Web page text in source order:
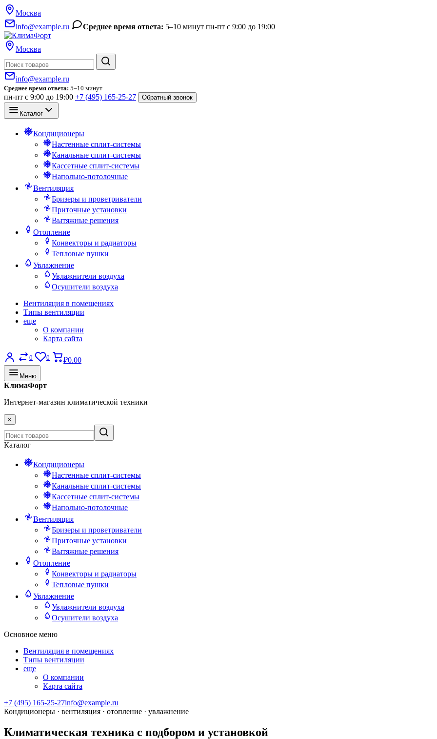
Москва
info@example.ru
Среднее время ответа: 5–10 минут пн-пт с 9:00 до 19:00
Москва
info@example.ru
Среднее время ответа: 5–10 минут
пн-пт с 9:00 до 19:00 +7 (495) 165-25-27 Обратный звонок
Каталог
Кондиционеры
Настенные сплит-системы
Канальные сплит-системы
Кассетные сплит-системы
Напольно-потолочные
Вентиляция
Бризеры и проветриватели
Приточные установки
Вытяжные решения
Отопление
Конвекторы и радиаторы
Тепловые пушки
Увлажнение
Увлажнители воздуха
Осушители воздуха
Вентиляция в помещениях
Типы вентиляции
еще
О компании
Карта сайта
0 0 ₽0.00
Меню
КлимаФорт
Интернет-магазин климатической техники
×
Каталог
Кондиционеры
Настенные сплит-системы
Канальные сплит-системы
Кассетные сплит-системы
Напольно-потолочные
Вентиляция
Бризеры и проветриватели
Приточные установки
Вытяжные решения
Отопление
Конвекторы и радиаторы
Тепловые пушки
Увлажнение
Увлажнители воздуха
Осушители воздуха
Основное меню
Вентиляция в помещениях
Типы вентиляции
еще
О компании
Карта сайта
+7 (495) 165-25-27info@example.ru
Кондиционеры · вентиляция · отопление · увлажнение
Климатическая техника с подбором и установкой